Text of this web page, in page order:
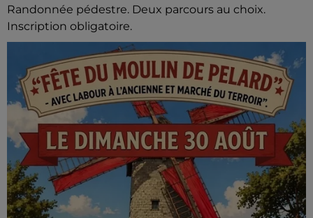
Randonnée pédestre. Deux parcours au choix.
Inscription obligatoire.